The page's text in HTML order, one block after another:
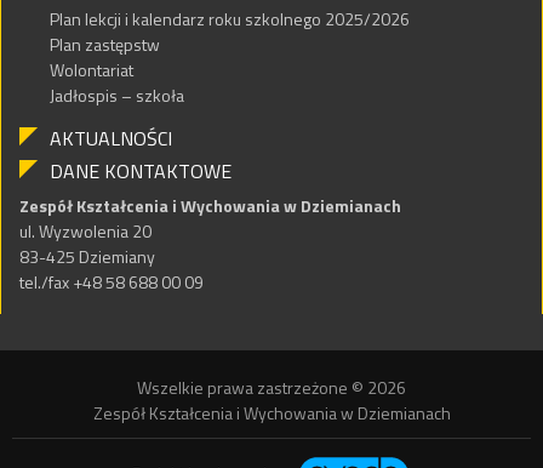
Plan lekcji i kalendarz roku szkolnego 2025/2026
Plan zastępstw
Wolontariat
Jadłospis – szkoła
AKTUALNOŚCI
DANE KONTAKTOWE
Zespół Kształcenia i Wychowania w Dziemianach
ul. Wyzwolenia 20
83-425 Dziemiany
tel./fax +48 58 688 00 09
Wszelkie prawa zastrzeżone © 2026
Zespół Kształcenia i Wychowania w Dziemianach